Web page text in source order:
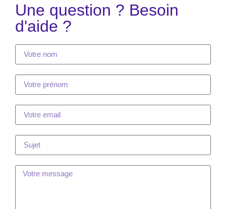
Une question ? Besoin
d'aide ?